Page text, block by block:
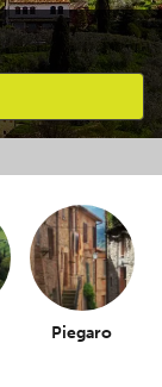
Piegaro